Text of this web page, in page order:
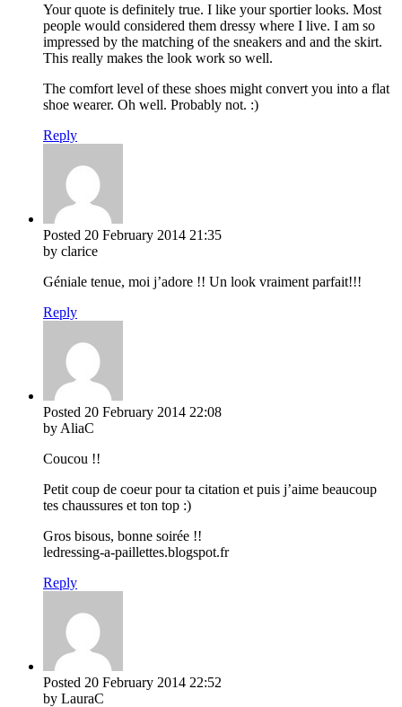
Your quote is definitely true. I like your sportier looks. Most
people would considered them dressy where I live. I am so
impressed by the matching of the sneakers and and the skirt.
This really makes the look work so well.
The comfort level of these shoes might convert you into a flat
shoe wearer. Oh well. Probably not. :)
Reply
Posted 20 February 2014 21:35
by clarice
Géniale tenue, moi j’adore !! Un look vraiment parfait!!!
Reply
Posted 20 February 2014 22:08
by AliaC
Coucou !!
Petit coup de coeur pour ta citation et puis j’aime beaucoup
tes chaussures et ton top :)
Gros bisous, bonne soirée !!
ledressing-a-paillettes.blogspot.fr
Reply
Posted 20 February 2014 22:52
by LauraC